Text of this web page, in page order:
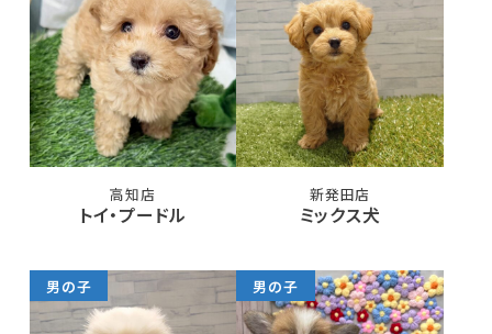
高知店
トイ・プードル
新発田店
ミックス犬
男の子 男の子